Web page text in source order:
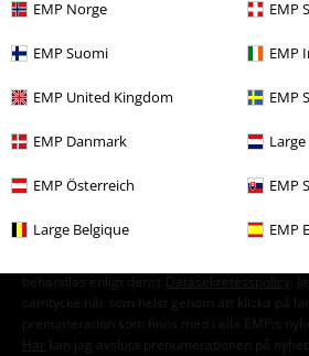
EMP Norge EMP
EMP Suomi EMP
EMP United Kingdom EMP
EMP Danmark
EMP Österreich EMP
Large Belgique EMP
Nyhetsbrev
nyhetsbrev!Mer
Jag godkänner att E.M.P. Merchandising mbH
personuppgifter och regelbundet skicka mig
behandlas enligt deras
Datasekretesspolicy
.
samtycke när som helst genom att klicka på
prenumeration som finns med i alla EMP:s
Här kan jag avsluta prenumerationen på